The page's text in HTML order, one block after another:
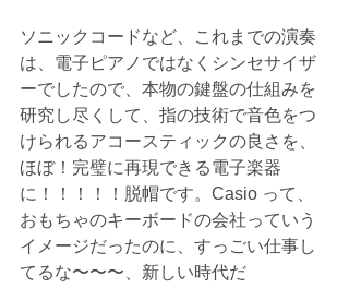
ソニックコードなど、これまでの演奏
は、電子ピアノではなくシンセサイザ
ーでしたので、本物の鍵盤の仕組みを
研究し尽くして、指の技術で音色をつ
けられるアコースティックの良さを、
ほぼ！完璧に再現できる電子楽器
に！！！！！脱帽です。Casio って、
おもちゃのキーボードの会社っていう
イメージだったのに、すっごい仕事し
てるな〜〜〜、新しい時代だ